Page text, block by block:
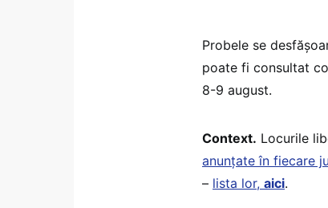
Probele se
poate fi consultat
8-9 august.
Context. Locurile
anunțate în fiecare
– lista lor, aici.